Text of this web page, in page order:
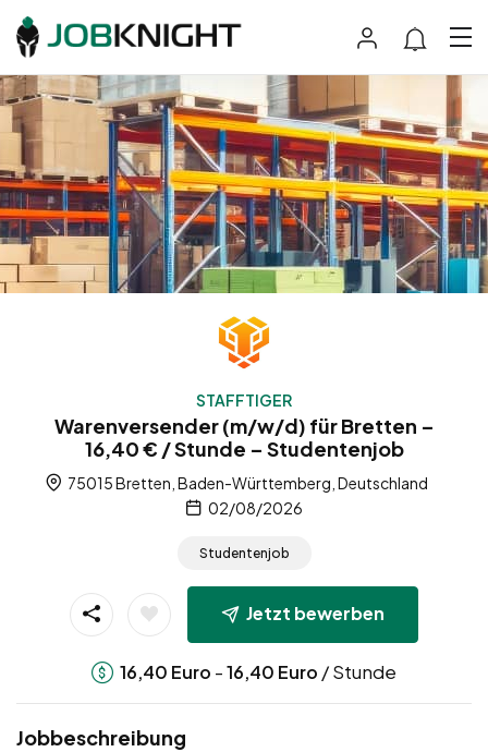
STAFFTIGER
Warenversender (m/w/d) für Bretten –
16,40 € / Stunde – Studentenjob
75015 Bretten, Baden-Württemberg, Deutschland
02/08/2026
Studentenjob
Jetzt bewerben
16,40 Euro -16,40 Euro / Stunde
Jobbeschreibung